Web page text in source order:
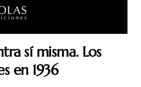
sí misma. Los
en 1936